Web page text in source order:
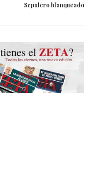
Sepulcro blanqueado